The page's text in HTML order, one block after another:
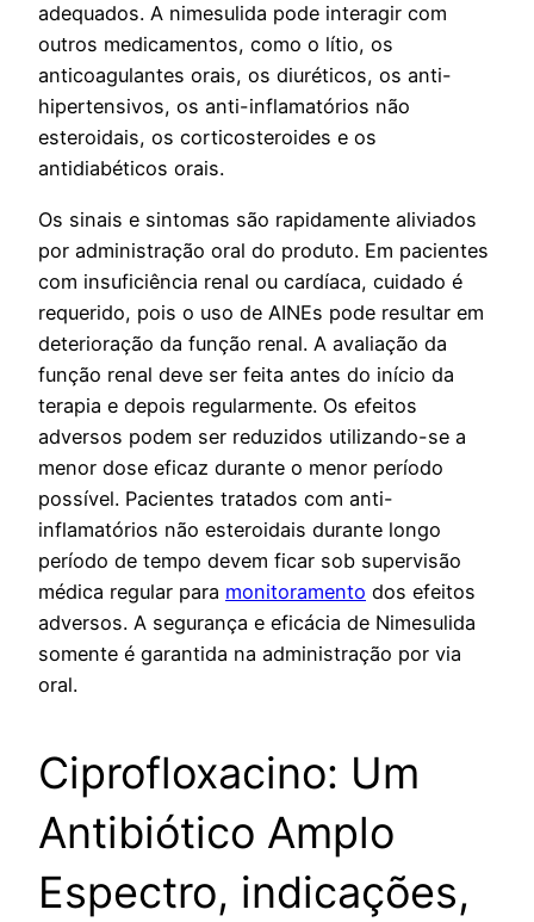
adequados. A nimesulida pode interagir com
outros medicamentos, como o lítio, os
anticoagulantes orais, os diuréticos, os anti-
hipertensivos, os anti-inflamatórios não
esteroidais, os corticosteroides e os
antidiabéticos orais.
Os sinais e sintomas são rapidamente aliviados
por administração oral do produto. Em pacientes
com insuficiência renal ou cardíaca, cuidado é
requerido, pois o uso de AINEs pode resultar em
deterioração da função renal. A avaliação da
função renal deve ser feita antes do início da
terapia e depois regularmente. Os efeitos
adversos podem ser reduzidos utilizando-se a
menor dose eficaz durante o menor período
possível. Pacientes tratados com anti-
inflamatórios não esteroidais durante longo
período de tempo devem ficar sob supervisão
médica regular para monitoramento dos efeitos
adversos. A segurança e eficácia de Nimesulida
somente é garantida na administração por via
oral.
Ciprofloxacino: Um
Antibiótico Amplo
Espectro, indicações,